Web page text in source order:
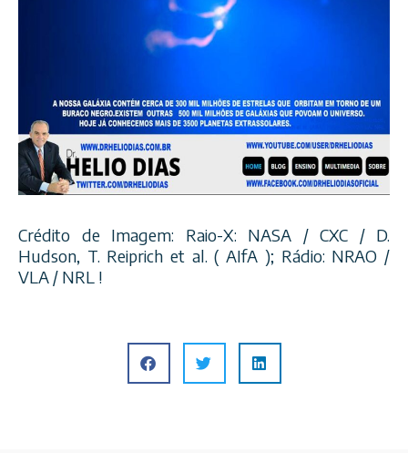
Crédito de Imagem: Raio-X: NASA / CXC / D.
Hudson, T. Reiprich et al. ( AIfA ); Rádio: NRAO /
VLA / NRL !